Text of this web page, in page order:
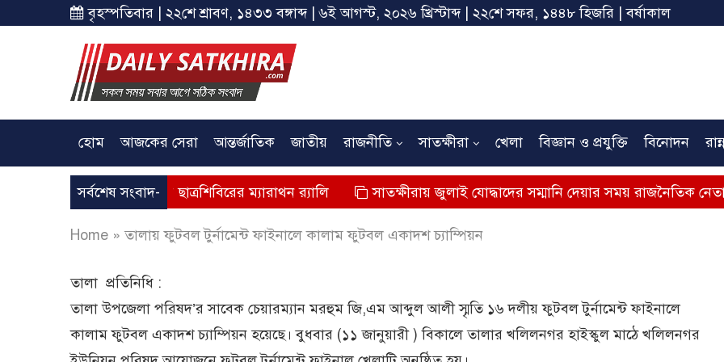
বৃহস্পতিবার | ২২শে শ্রাবণ, ১৪৩৩ বঙ্গাব্দ | ৬ই আগস্ট, ২০২৬ খ্রিস্টাব্দ | ২২শে সফর, ১৪৪৮ হিজরি | বর্ষাকাল
হোম আজকের সেরা আন্তর্জাতিক জাতীয় রাজনীতি সাতক্ষীরা খেলা বিজ্ঞান ও প্রযুক্তি বিনোদন
সর্বশেষ সংবাদ-
বর্ষে সাতক্ষীরায় ছাত্রশিবিরের ম্যারাথন র‌্যালি সাতক্ষীরায় জুলাই যোদ্ধাদের সম্মানি দেয়ার সময় রাজনৈতিক নেতাদের মঞ্চে
Home »তালায় ফুটবল টুর্নামেন্ট ফাইনালে কালাম ফুটবল একাদশ চ্যাম্পিয়ন
তালা প্রতিনিধি :
তালা উপজেলা পরিষদ’র সাবেক চেয়ারম্যান মরহুম জি,এম আব্দুল আলী স্মৃতি ১৬ দলীয় ফুটবল টুর্নামেন্ট ফাইনালে
কালাম ফুটবল একাদশ চ্যাম্পিয়ন হয়েছে। বুধবার (১১ জানুয়ারী ) বিকালে তালার খলিলনগর হাইস্কুল মাঠে খলিলনগর